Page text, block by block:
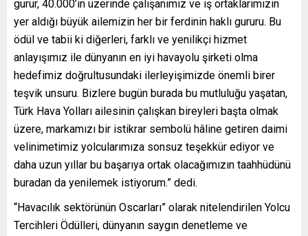
gurur, 40.000’in üzerinde çalışanımız ve iş ortaklarımızın
yer aldığı büyük ailemizin her bir ferdinin haklı gururu. Bu
ödül ve tabii ki diğerleri, farklı ve yenilikçi hizmet
anlayışımız ile dünyanın en iyi havayolu şirketi olma
hedefimiz doğrultusundaki ilerleyişimizde önemli birer
teşvik unsuru. Bizlere bugün burada bu mutluluğu yaşatan,
Türk Hava Yolları ailesinin çalışkan bireyleri başta olmak
üzere, markamızı bir istikrar sembolü hâline getiren daimi
velinimetimiz yolcularımıza sonsuz teşekkür ediyor ve
daha uzun yıllar bu başarıya ortak olacağımızın taahhüdünü
buradan da yenilemek istiyorum.” dedi.
“Havacılık sektörünün Oscarları” olarak nitelendirilen Yolcu
Tercihleri Ödülleri, dünyanın saygın denetleme ve